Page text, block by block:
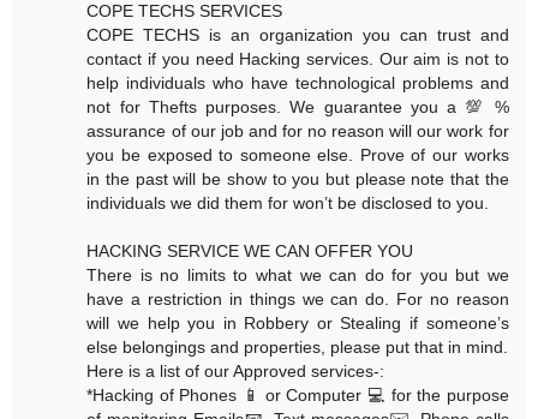
COPE TECHS SERVICES
COPE TECHS is an organization you can trust and
contact if you need Hacking services. Our aim is not to
help individuals who have technological problems and
not for Thefts purposes. We guarantee you a 💯 %
assurance of our job and for no reason will our work for
you be exposed to someone else. Prove of our works
in the past will be show to you but please note that the
individuals we did them for won’t be disclosed to you.
HACKING SERVICE WE CAN OFFER YOU
There is no limits to what we can do for you but we
have a restriction in things we can do. For no reason
will we help you in Robbery or Stealing if someone’s
else belongings and properties, please put that in mind.
Here is a list of our Approved services-:
*Hacking of Phones 📱 or Computer 💻 for the purpose